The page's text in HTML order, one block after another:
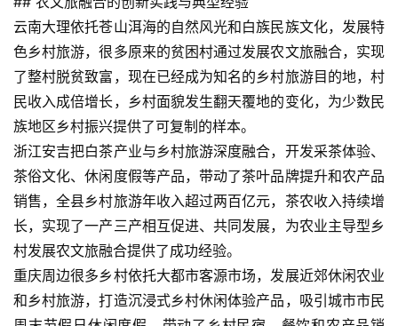
首
页
景
云南大理依托苍山洱海的自然风光和白族民族文化，发展特
色乡村旅游，很多原来的贫困村通过发展农文旅融合，实现
了整村脱贫致富，现在已经成为知名的乡村旅游目的地，村
民收入成倍增长，乡村面貌发生翻天覆地的变化，为少数民
族地区乡村振兴提供了可复制的样本。
浙江安吉把白茶产业与乡村旅游深度融合，开发采茶体验、
茶俗文化、休闲度假等产品，带动了茶叶品牌提升和农产品
销售，全县乡村旅游年收入超过两百亿元，茶农收入持续增
长，实现了一产三产相互促进、共同发展，为农业主导型乡
村发展农文旅融合提供了成功经验。
重庆周边很多乡村依托大都市客源市场，发展近郊休闲农业
和乡村旅游，打造沉浸式乡村休闲体验产品，吸引城市市民